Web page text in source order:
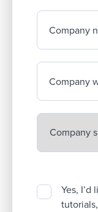
Company
Company
Yes,